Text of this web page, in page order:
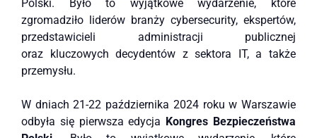
Polski. Było to wyjątkowe wydarzenie, które
zgromadziło liderów branży cybersecurity, ekspertów,
przedstawicieli administracji publicznej
oraz kluczowych decydentów z sektora IT, a także
przemysłu.
W dniach 21-22 października 2024 roku w Warszawie
odbyła się pierwsza edycja Kongres Bezpieczeństwa